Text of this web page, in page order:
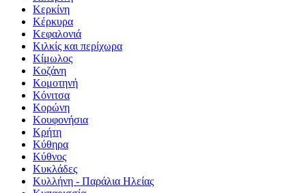
Κερκίνη
Κέρκυρα
Κεφαλονιά
Κιλκίς και περίχωρα
Κίμωλος
Κοζάνη
Κομοτηνή
Κόνιτσα
Κορώνη
Κουφονήσια
Κρήτη
Κύθηρα
Κύθνος
Κυκλάδες
Κυλλήνη - Παράλια Ηλείας